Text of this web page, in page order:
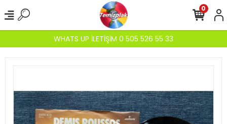
WHATS UP İLETİŞİM 0 505 526 55 33
0